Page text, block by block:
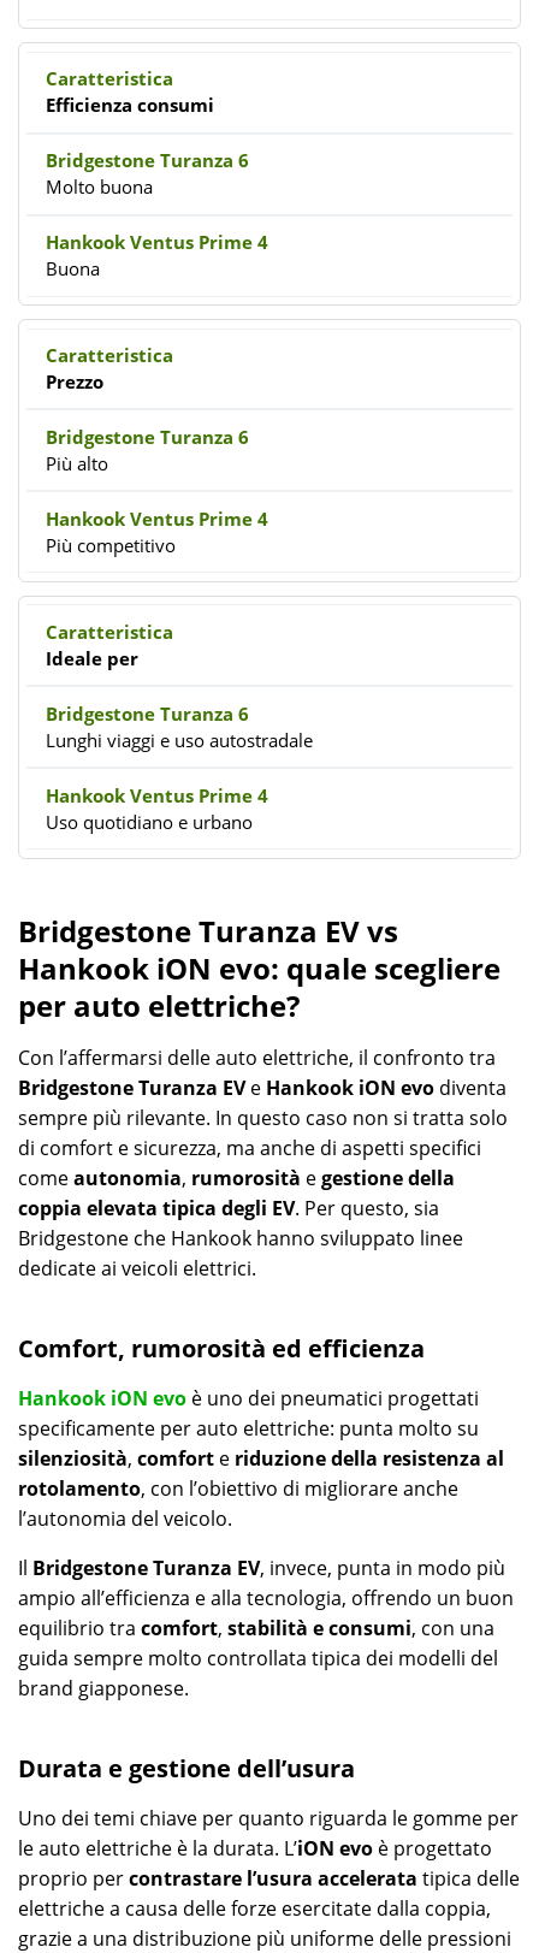
Efficienza consumi
Molto buona
Buona
Prezzo
Più alto
Più competitivo
Ideale per
Lunghi viaggi e uso autostradale
Uso quotidiano e urbano
Bridgestone Turanza EV vs
Hankook iON evo: quale scegliere
per auto elettriche?
Con l’affermarsi delle auto elettriche, il confronto tra
Bridgestone Turanza EVe Hankook iON evo diventa
sempre più rilevante. In questo caso non si tratta solo
di comfort e sicurezza, ma anche di aspetti specifici
comeautonomia, rumorosità egestione della
coppia elevata tipica degli EV. Per questo, sia
Bridgestone che Hankook hanno sviluppato linee
dedicate ai veicoli elettrici.
Comfort, rumorosità ed efficienza
Hankook iON evo è uno dei pneumatici progettati
specificamente per auto elettriche: punta molto su
silenziosità, comfort e riduzione della resistenza al
rotolamento, con l’obiettivo di migliorare anche
l’autonomia del veicolo.
Il Bridgestone Turanza EV, invece, punta in modo più
ampio all’efficienza e alla tecnologia, offrendo un buon
equilibrio tra comfort, stabilità e consumi, con una
guida sempre molto controllata tipica dei modelli del
brand giapponese.
Durata e gestione dell’usura
Uno dei temi chiave per quanto riguarda le gomme per
le auto elettriche è la durata. L’iON evo è progettato
proprio percontrastare l’usura accelerata tipica delle
elettriche a causa delle forze esercitate dalla coppia,
grazie a una distribuzione più uniforme delle pressioni